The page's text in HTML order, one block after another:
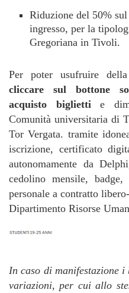
Riduzione del 50%
ingresso, per la
Gregoriana in Tivoli.
Per poter usufruire della
cliccare sul bottone
acquisto biglietti e
Comunità universitaria di
Tor Vergata. tramite
iscrizione, certificato
autonomamente da
cedolino mensile,
personale a contratto
Dipartimento Risorse
In caso di manifestazione
variazioni, per cui allo